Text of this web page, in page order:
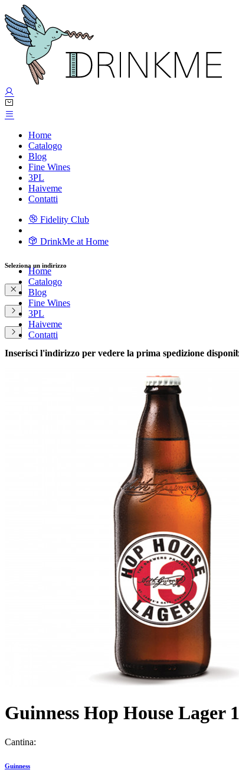
Home
Catalogo
Blog
Fine Wines
3PL
Haiveme
Contatti
Fidelity Club
DrinkMe at Home
Home
Catalogo
Blog
Fine Wines
3PL
Haiveme
Contatti
Seleziona un indirizzo
Inserisci l'indirizzo per vedere la prima spedizione
Guinness Hop House Lager
Cantina:
Guinness